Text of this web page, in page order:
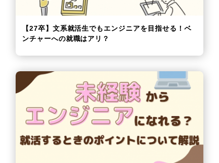
【27卒】文系就活生でもエンジニアを目指せる！ベ
ンチャーへの就職はアリ？